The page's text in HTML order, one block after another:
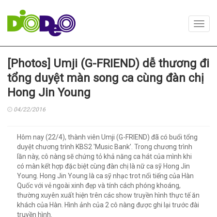
[Photos] Umji (G-FRIEND) dễ thương đi
tổng duyệt màn song ca cùng đàn chị
Hong Jin Young
04/22/2016
Hôm nay (22/4), thành viên Umji (G-FRIEND) đã có buổi tổng
duyệt chương trình KBS2 'Music Bank’. Trong chương trình
lần này, cô nàng sẽ chứng tỏ khả năng ca hát của mình khi
có màn kết hợp đặc biệt cùng đàn chị là nữ ca sỹ Hong Jin
Young. Hong Jin Young là ca sỹ nhạc trot nổi tiếng của Hàn
Quốc với vẻ ngoài xinh đẹp và tính cách phóng khoáng,
thường xuyên xuất hiện trên các show truyền hình thực tế ăn
khách của Hàn. Hình ảnh của 2 cô nàng được ghi lại trước đài
truyền hình.